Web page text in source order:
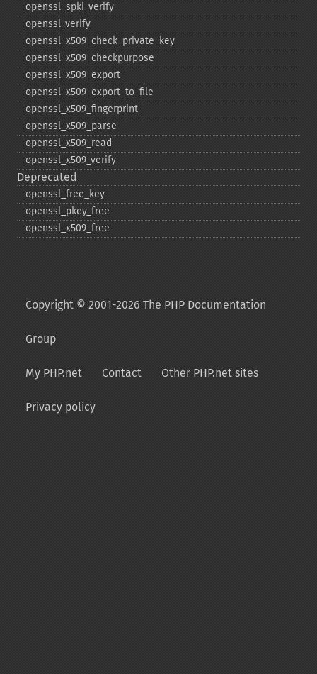
openssl_​spki_​verify
openssl_​verify
openssl_​x509_​check_​private_​key
openssl_​x509_​checkpurpose
openssl_​x509_​export
openssl_​x509_​export_​to_​file
openssl_​x509_​fingerprint
openssl_​x509_​parse
openssl_​x509_​read
openssl_​x509_​verify
Deprecated
openssl_​free_​key
openssl_​pkey_​free
openssl_​x509_​free
Copyright © 2001-2026 The PHP Documentation
Group
My PHP.net Contact Other PHP.net sites
Privacy policy